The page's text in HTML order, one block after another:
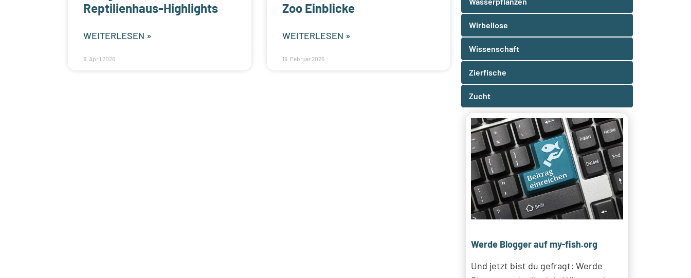
Reptilienhaus-Highlights
WEITERLESEN »
9. April 2026
Zoo Einblicke
WEITERLESEN »
19. Februar 2026
Wirbellose
Wissenschaft
Zierfische
Zucht
Werde Blogger auf my-fish.org
Und jetzt bist du gefragt: Werde